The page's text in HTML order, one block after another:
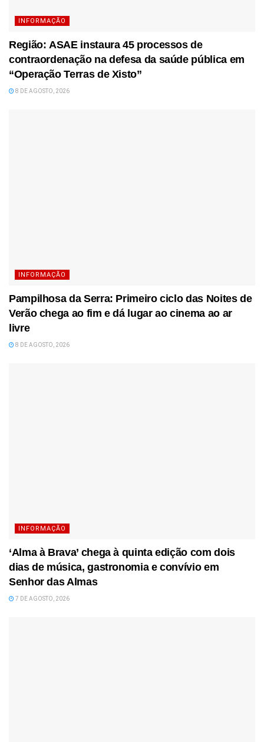
INFORMAÇÃO
Região: ASAE instaura 45 processos de
contraordenação na defesa da saúde pública em
“Operação Terras de Xisto”
8 DE AGOSTO, 2026
INFORMAÇÃO
Pampilhosa da Serra: Primeiro ciclo das Noites de
Verão chega ao fim e dá lugar ao cinema ao ar
livre
8 DE AGOSTO, 2026
INFORMAÇÃO
‘Alma à Brava’ chega à quinta edição com dois
dias de música, gastronomia e convívio em
Senhor das Almas
7 DE AGOSTO, 2026